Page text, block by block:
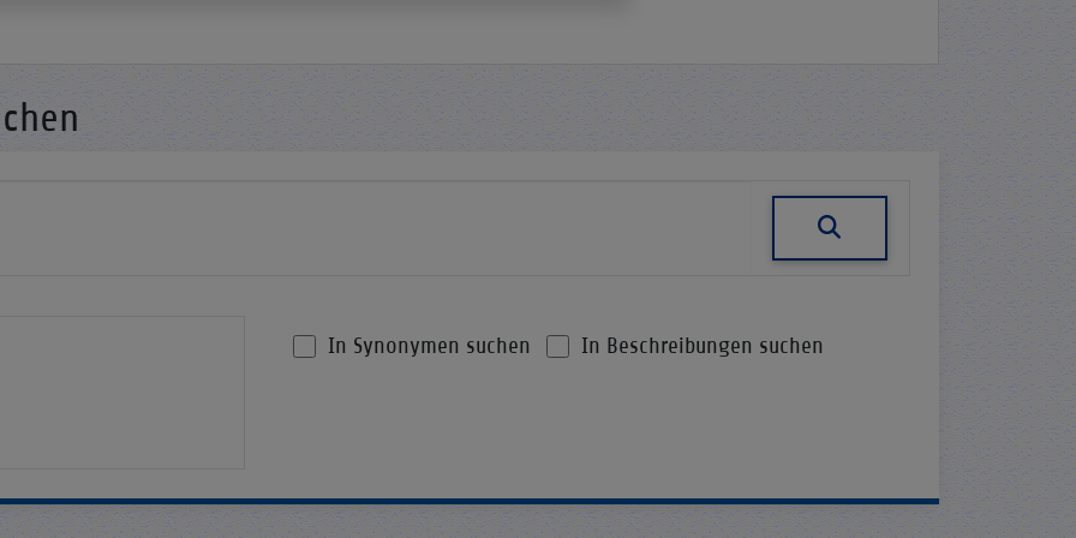
In Synonymen suchen In Beschreibungen suchen